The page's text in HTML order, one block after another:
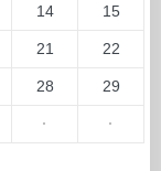
14 15
21 22
28 29
· ·